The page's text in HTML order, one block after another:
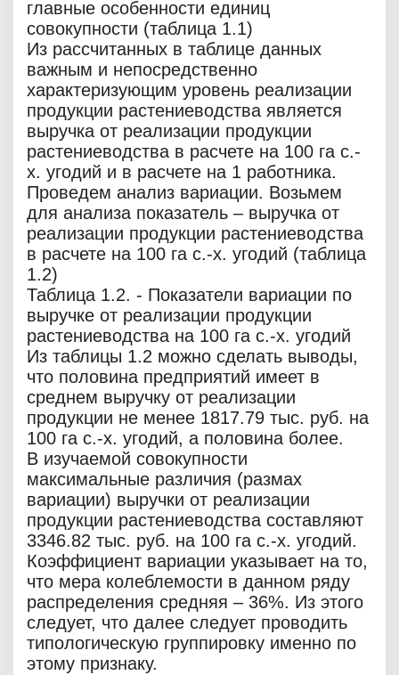
главные особенности единиц
совокупности (таблица 1.1)
Из рассчитанных в таблице данных
важным и непосредственно
характеризующим уровень реализации
продукции растениеводства является
выручка от реализации продукции
растениеводства в расчете на 100 га с.-
х. угодий и в расчете на 1 работника.
Проведем анализ вариации. Возьмем
для анализа показатель – выручка от
реализации продукции растениеводства
в расчете на 100 га с.-х. угодий (таблица
1.2)
Таблица 1.2. - Показатели вариации по
выручке от реализации продукции
растениеводства на 100 га с.-х. угодий
Из таблицы 1.2 можно сделать выводы,
что половина предприятий имеет в
среднем выручку от реализации
продукции не менее 1817.79 тыс. руб. на
100 га с.-х. угодий, а половина более.
В изучаемой совокупности
максимальные различия (размах
вариации) выручки от реализации
продукции растениеводства составляют
3346.82 тыс. руб. на 100 га с.-х. угодий.
Коэффициент вариации указывает на то,
что мера колеблемости в данном ряду
распределения средняя – 36%. Из этого
следует, что далее следует проводить
типологическую группировку именно по
этому признаку.